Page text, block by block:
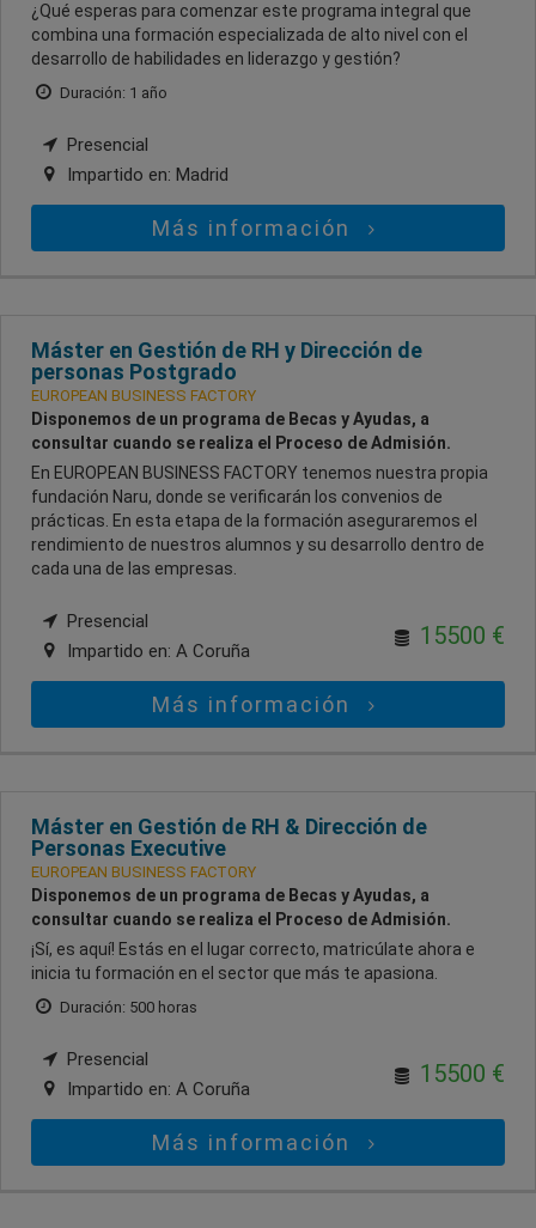
¿Qué esperas para comenzar este programa integral que
combina una formación especializada de alto nivel con el
desarrollo de habilidades en liderazgo y gestión?
Duración: 1 año
Presencial
Impartido en: Madrid
Más información
Máster en Gestión de RH y Dirección de
personas Postgrado
EUROPEAN BUSINESS FACTORY
Disponemos de un programa de Becas y Ayudas, a
consultar cuando se realiza el Proceso de Admisión.
En EUROPEAN BUSINESS FACTORY tenemos nuestra propia
fundación Naru, donde se verificarán los convenios de
prácticas. En esta etapa de la formación aseguraremos el
rendimiento de nuestros alumnos y su desarrollo dentro de
cada una de las empresas.
Presencial
Impartido en: A Coruña
15500 €
Más información
Máster en Gestión de RH & Dirección de
Personas Executive
EUROPEAN BUSINESS FACTORY
Disponemos de un programa de Becas y Ayudas, a
consultar cuando se realiza el Proceso de Admisión.
¡Sí, es aquí! Estás en el lugar correcto, matricúlate ahora e
inicia tu formación en el sector que más te apasiona.
Duración: 500 horas
Presencial
Impartido en: A Coruña
15500 €
Más información